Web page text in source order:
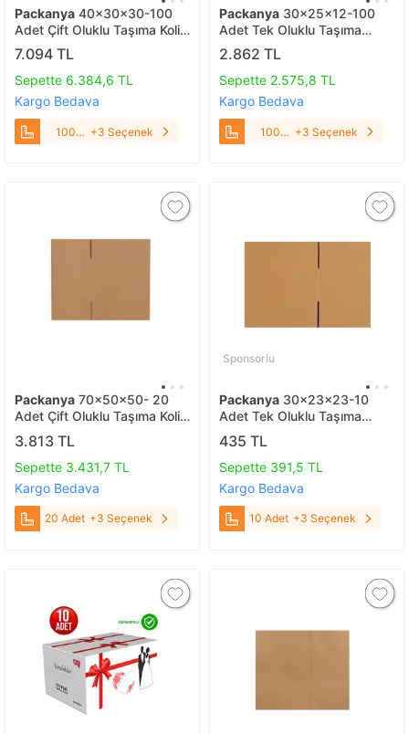
Packanya 40x30x30-100
Adet Çift Oluklu Taşıma Kolisi
100 Adet
7.094 TL
Sepette 6.384,6 TL
Kargo Bedava
100
+3 Seçenek
Packanya 30x25x12-100
Adet Tek Oluklu Taşıma
Kolisi 100 Adet
2.862 TL
Sepette 2.575,8 TL
Kargo Bedava
100
+3 Seçenek
Packanya 70x50x50- 20
Adet Çift Oluklu Taşıma Kolisi
20 Adet
3.813 TL
Sepette 3.431,7 TL
Kargo Bedava
20 Adet +3 Seçenek
Sponsorlu
Packanya 30x23x23-10
Adet Tek Oluklu Taşıma
Kolisi 10 Adet
435 TL
Sepette 391,5 TL
Kargo Bedava
10 Adet +3 Seçenek